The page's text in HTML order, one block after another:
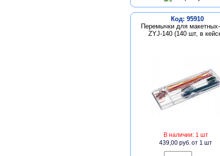
Код: 95910
Перемычки для
ZYJ-140 (140 шт, в
В наличии: 1 шт
439,00 руб.от 1 шт